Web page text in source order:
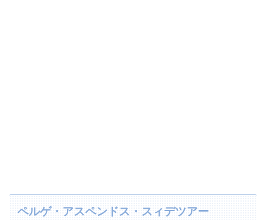
ペルゲ・アスペンドス・スィデツアー